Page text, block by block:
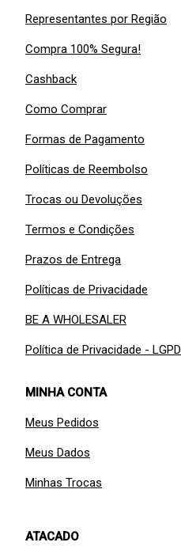
Representantes por Região
Compra 100% Segura!
Cashback
Como Comprar
Formas de Pagamento
Políticas de Reembolso
Trocas ou Devoluções
Termos e Condições
Prazos de Entrega
Políticas de Privacidade
BE A WHOLESALER
Política de Privacidade - LGPD
MINHA CONTA
Meus Pedidos
Meus Dados
Minhas Trocas
ATACADO